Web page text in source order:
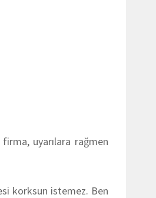
uyarılara rağmen
korksun istemez. Ben